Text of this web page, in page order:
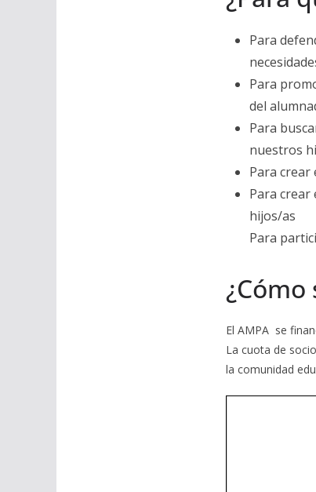
Para
Para
del
Para
nuestros
Para crear
Para crear
hijos/as
Para
El AMPA se
La cuota de
la comunidad